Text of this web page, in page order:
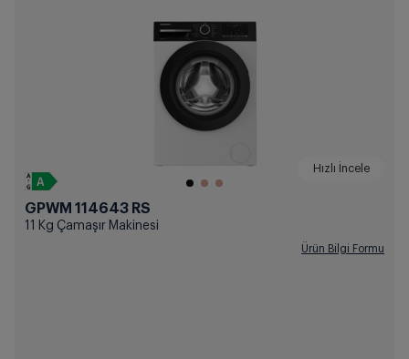
Hızlı İncele
GPWM 114643 RS
11 Kg Çamaşır Makinesi
Ürün Bilgi Formu